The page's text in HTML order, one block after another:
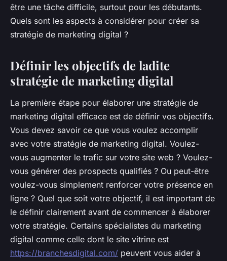
nicodème •7 avril 2023•3 min de lecture
être une tâche difficile, surtout pour les débutants.
Quels sont les aspects à considérer pour créer sa
stratégie de marketing digital ?
Définir les objectifs de ladite
stratégie de marketing digital
La première étape pour élaborer une stratégie de
marketing digital efficace est de définir vos objectifs.
Vous devez savoir ce que vous voulez accomplir
avec votre stratégie de marketing digital. Voulez-
vous augmenter le trafic sur votre site web ? Voulez-
vous générer des prospects qualifiés ? Ou peut-être
voulez-vous simplement renforcer votre présence en
ligne ? Quel que soit votre objectif, il est important de
le définir clairement avant de commencer à élaborer
votre stratégie. Certains spécialistes du marketing
digital comme celle dont le site vitrine est
https://branchesdigital.com/ peuvent vous aider à